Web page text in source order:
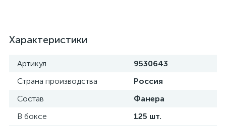
Характеристики
Артикул
9530643
Страна производства
Россия
Состав
Фанера
В боксе
125 шт.